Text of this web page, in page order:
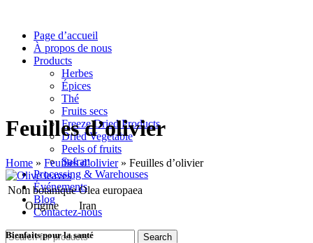
Page d’accueil
À propos de nous
Products
Herbes
Épices
Thé
Fruits secs
Freeze Dried Products
Dried Vegetable
Peels of fruits
Safran
Processing & Warehouses
Événements
Blog
Contactez-nous
Search
Feuilles d’olivier
Home » Feuilles d’olivier» Feuilles d’olivier
Nom botanique Olea europaea
Origine
Iran
Bienfaits pour la santé